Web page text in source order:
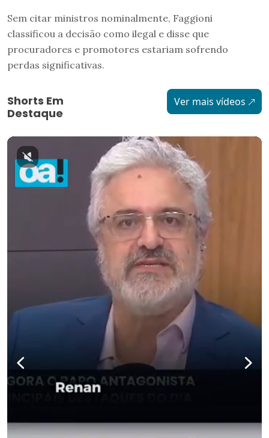
Sem citar ministros nominalmente, Faggioni
classificou a decisão como ilegal e disse que
procuradores e promotores estariam sofrendo
perdas significativas.
Shorts Em
Destaque
Ver mais vídeos